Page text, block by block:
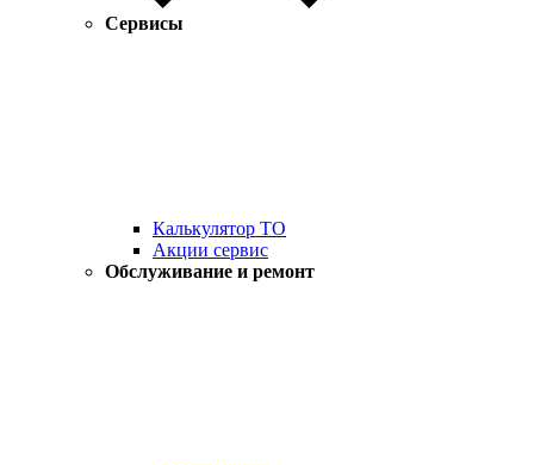
Сервисы
Калькулятор ТО
Акции сервис
Обслуживание и ремонт